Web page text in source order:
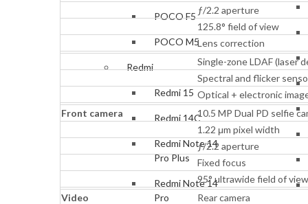
POCO F5
POCO M5
Redmi
Redmi 15
Redmi 14C
Redmi Note 14
Pro Plus
Redmi Note 14
Pro
ƒ/2.2 aperture
125.8° field of view
Lens correction
Single-zone LDAF (laser
Spectral and flicker
Optical + electronic
Front camera
10.5 MP Dual PD selfie
1.22 μm pixel width
ƒ/2.2 aperture
Fixed focus
95° ultrawide field of view
Video
Rear camera